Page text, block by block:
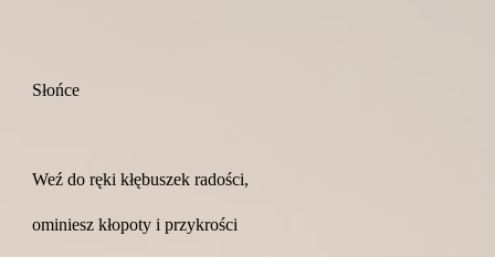
Słońce
Weź do ręki kłębuszek radości,
ominiesz kłopoty i przykrości